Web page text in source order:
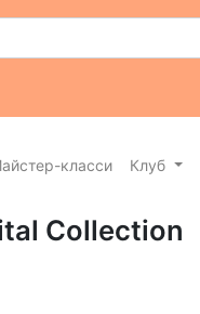
класси Клуб
Collection